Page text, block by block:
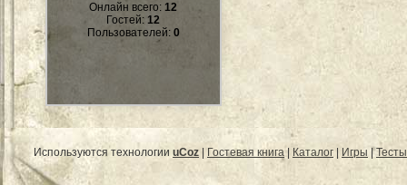
Онлайн всего:12
Гостей:12
Пользователей: 0
Используются технологии uCoz Гостевая книга| Каталог Игры |Тесты